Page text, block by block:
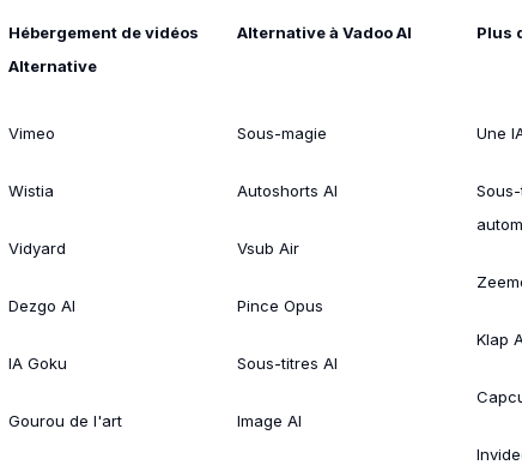
Hébergement de vidéos
Alternative
Vimeo
Wistia
Vidyard
Dezgo AI
IA Goku
Gourou de l'art
Alternative à Vadoo AI
Sous-magie
Autoshorts AI
Vsub Air
Pince Opus
Sous-titres AI
Image AI
Plus
Une
Klap